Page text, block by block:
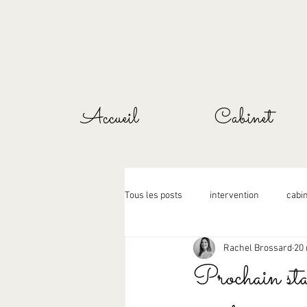
Accueil Cabinet
Tous les posts intervention
Prochain
Rachel Brossard 20